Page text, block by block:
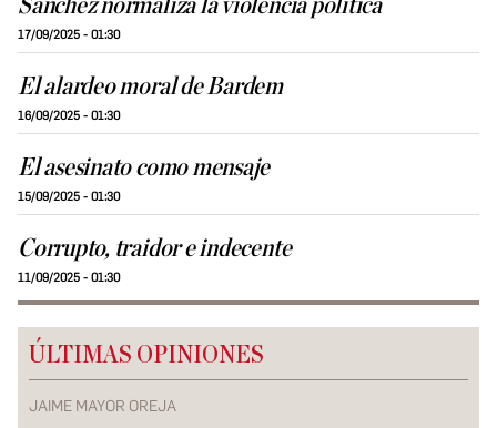
Sánchez normaliza la violencia política
17/09/2025 - 01:30
El alardeo moral de Bardem
16/09/2025 - 01:30
El asesinato como mensaje
15/09/2025 - 01:30
Corrupto, traidor e indecente
11/09/2025 - 01:30
ÚLTIMAS OPINIONES
JAIME MAYOR OREJA